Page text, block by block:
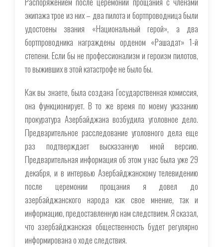
экипажа трое из них – два пилота и бортпроводница были
удостоены звания «Национальный герой», а два
бортпроводника награждены орденом «Рашадат» 1-й
степени. Если бы не профессионализм и героизм пилотов,
то выживших в этой катастрофе не было бы.
Как вы знаете, была создана Государственная комиссия,
она функционирует. В то же время по моему указанию
прокуратура Азербайджана возбудила уголовное дело.
Предварительное расследование уголовного дела еще
раз подтверждает высказанную мной версию.
Предварительная информация об этом у нас была уже 29
декабря, и в интервью Азербайджанскому телевидению
после церемонии прощания я довел до
азербайджанского народа как свое мнение, так и
информацию, предоставленную нам следствием. Я сказал,
что азербайджанская общественность будет регулярно
информирована о ходе следствия.